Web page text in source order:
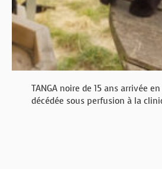
TANGA noire de 15 ans arrivée
décédée sous perfusion à la